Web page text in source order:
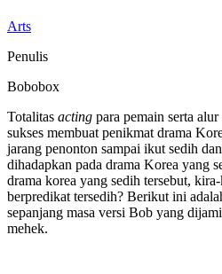
Arts
Penulis
Bobobox
Totalitas acting para pemain serta
sukses membuat penikmat drama
jarang penonton sampai ikut sedih
dihadapkan pada drama Korea yang
drama korea yang sedih tersebut,
berpredikat tersedih? Berikut ini
sepanjang masa versi Bob yang
mehek.